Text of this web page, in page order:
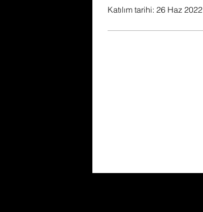
Katılım tarihi: 26 Haz 2022